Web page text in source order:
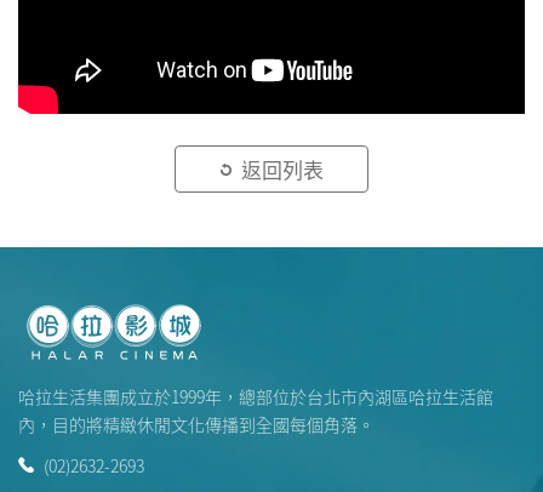
返回列表
哈拉生活集團成立於1999年，總部位於台北市內湖區哈拉生活館
內，目的將精緻休閒文化傳播到全國每個角落。
(02)2632-2693